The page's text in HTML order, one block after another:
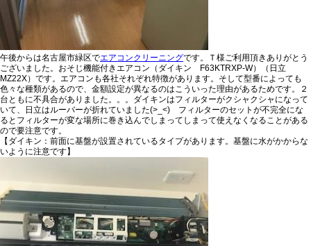
午後からは名古屋市緑区でエアコンクリーニングです。Ｔ様ご利用頂きありがとう
ございました。おそじ機能付きエアコン（ダイキン F63KTRXP-W）（日立
MZ22X）です。エアコンも各社それぞれ特徴があります。そして型番によっても
色々な種類があるので、金額設定が異なるのはこういった理由があるためです。２
台ともに不具合がありました。。。ダイキンはフィルターがクシャクシャになって
いて、日立はルーバーが折れていました(>_<) フィルターのセットが不完全にな
るとフィルターが変な場所に巻き込んでしまってしまって使えなくなることがある
ので要注意です。
【ダイキン：前面に基盤が設置されているタイプがあります。基盤に水がかからな
いように注意です】